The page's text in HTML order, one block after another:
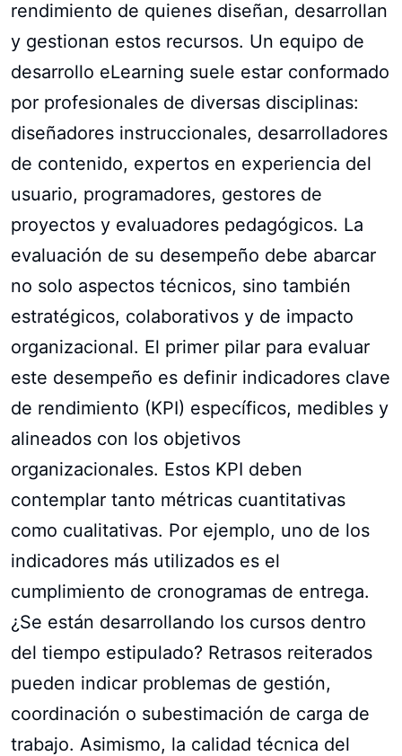
rendimiento de quienes diseñan, desarrollan
y gestionan estos recursos. Un equipo de
desarrollo eLearning suele estar conformado
por profesionales de diversas disciplinas:
diseñadores instruccionales, desarrolladores
de contenido, expertos en experiencia del
usuario, programadores, gestores de
proyectos y evaluadores pedagógicos. La
evaluación de su desempeño debe abarcar
no solo aspectos técnicos, sino también
estratégicos, colaborativos y de impacto
organizacional. El primer pilar para evaluar
este desempeño es definir indicadores clave
de rendimiento (KPI) específicos, medibles y
alineados con los objetivos
organizacionales. Estos KPI deben
contemplar tanto métricas cuantitativas
como cualitativas. Por ejemplo, uno de los
indicadores más utilizados es el
cumplimiento de cronogramas de entrega.
¿Se están desarrollando los cursos dentro
del tiempo estipulado? Retrasos reiterados
pueden indicar problemas de gestión,
coordinación o subestimación de carga de
trabajo. Asimismo, la calidad técnica del